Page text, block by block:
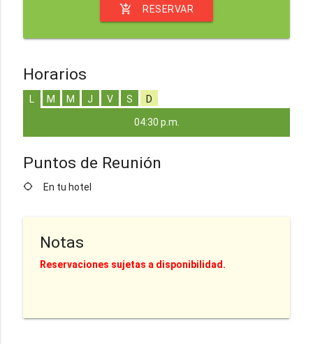
add_shopping_cart RESERVAR
Horarios
L M M J V S D
04:30 p.m.
Puntos de Reunión
location_searching En tu hotel
Notas
Reservaciones sujetas a disponibilidad.